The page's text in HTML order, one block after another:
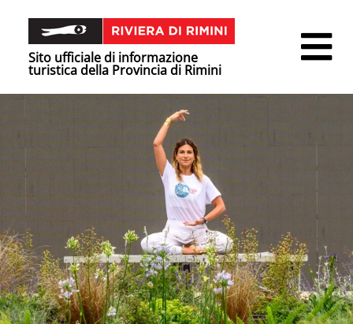
Sito ufficiale di informazione
turistica della Provincia di Rimini